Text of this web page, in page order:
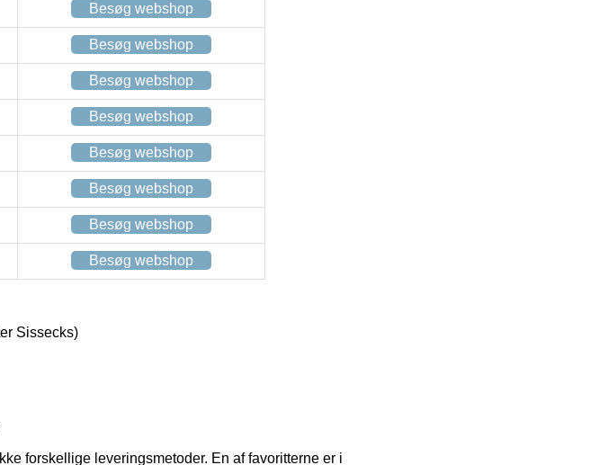
Besøg webshop
Besøg webshop
Besøg webshop
Besøg webshop
Besøg webshop
Besøg webshop
Besøg webshop
Besøg webshop
Sissecks)
forskellige leveringsmetoder. En af favoritterne er i